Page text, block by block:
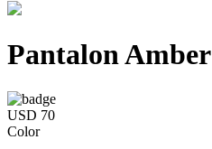
Pantalon Amber
USD 70
Color